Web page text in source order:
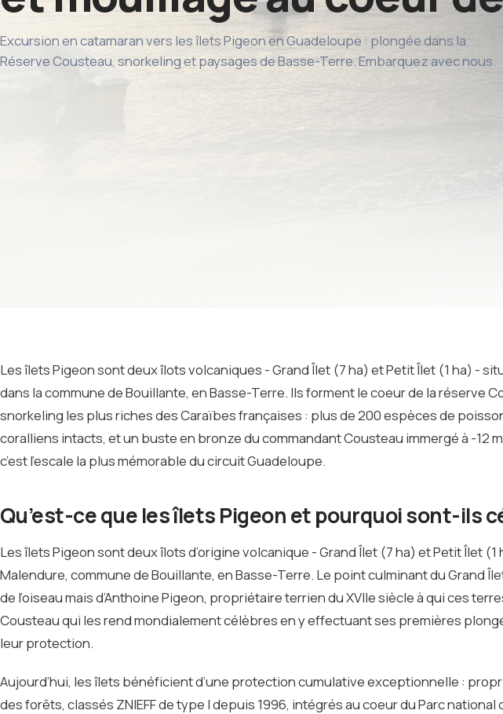
Excursion en catamaran vers les îlets Pigeon en Guadeloupe : plongée dans la
Réserve Cousteau, snorkeling et paysages de Basse-Terre. Embarquez avec nous.
Les îlets Pigeon sont deux îlots volcaniques - Grand Îlet (7 ha) et Petit Îlet (1 ha) -
dans la commune de Bouillante, en Basse-Terre. Ils forment le coeur de la réserve
snorkeling les plus riches des Caraïbes françaises : plus de 200 espèces de
coralliens intacts, et un buste en bronze du commandant Cousteau immergé à -12
c’est l’escale la plus mémorable du circuit Guadeloupe.
Qu’est-ce que les îlets Pigeon et pourquoi sont-ils
Les îlets Pigeon sont deux îlots d’origine volcanique - Grand Îlet (7 ha) et Petit Îlet (1
Malendure, commune de Bouillante, en Basse-Terre. Le point culminant du Grand
de l’oiseau mais d’Anthoine Pigeon, propriétaire terrien du XVIIe siècle à qui ces
Cousteau qui les rend mondialement célèbres en y effectuant ses premières
leur protection.
Aujourd’hui, les îlets bénéficient d’une protection cumulative exceptionnelle :
des forêts, classés ZNIEFF de type I depuis 1996, intégrés au coeur du Parc